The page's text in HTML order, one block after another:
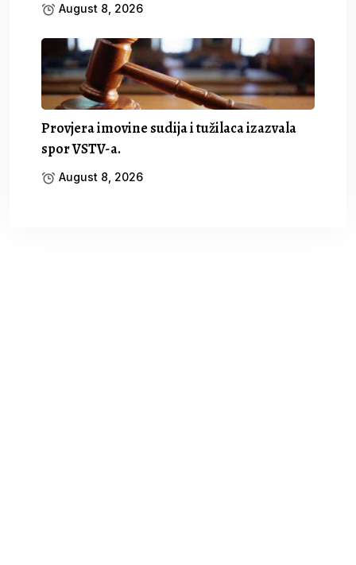
August 8, 2026
Provjera imovine sudija i tužilaca izazvala
spor VSTV-a.
August 8, 2026